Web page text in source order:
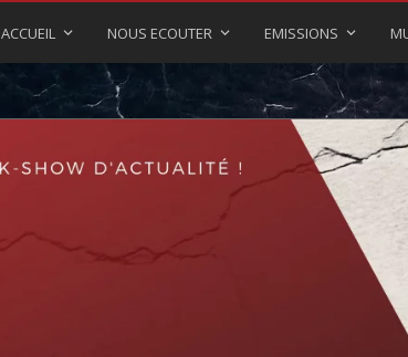
ACCUEIL NOUS ECOUTER EMISSIONS